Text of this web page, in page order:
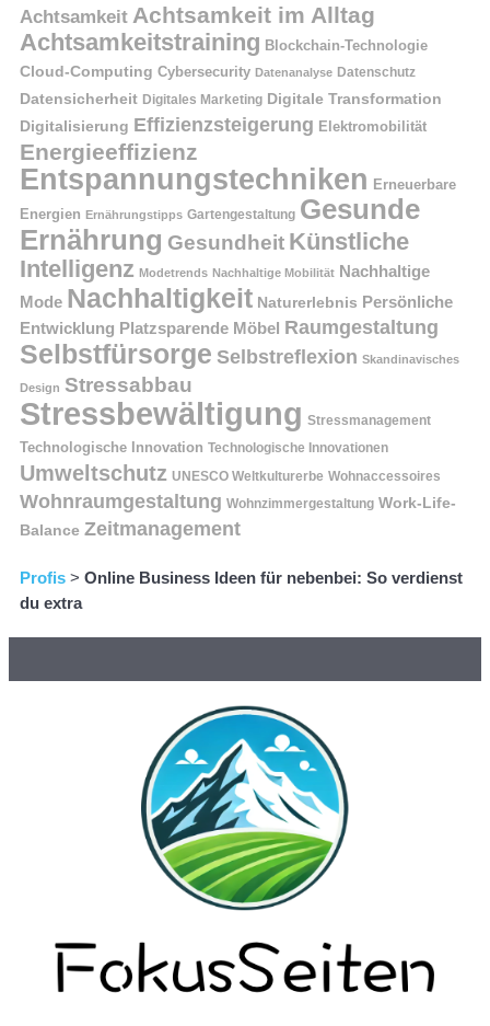
Achtsamkeit Achtsamkeit im Alltag
Achtsamkeitstraining Blockchain-Technologie
Cloud-Computing Cybersecurity Datenanalyse Datenschutz
Datensicherheit Digitales Marketing Digitale Transformation
Digitalisierung Effizienzsteigerung Elektromobilität
Energieeffizienz
Entspannungstechniken Erneuerbare
Energien Ernährungstipps Gartengestaltung Gesunde
Ernährung Gesundheit Künstliche
Intelligenz Modetrends Nachhaltige Mobilität Nachhaltige
Mode Nachhaltigkeit Naturerlebnis Persönliche
Entwicklung Platzsparende Möbel Raumgestaltung
Selbstfürsorge Selbstreflexion Skandinavisches
Design Stressabbau
Stressbewältigung Stressmanagement
Technologische Innovation Technologische Innovationen
Umweltschutz UNESCO Weltkulturerbe Wohnaccessoires
Wohnraumgestaltung Wohnzimmergestaltung Work-Life-
Balance Zeitmanagement
Profis > Online Business Ideen für nebenbei: So verdienst
du extra